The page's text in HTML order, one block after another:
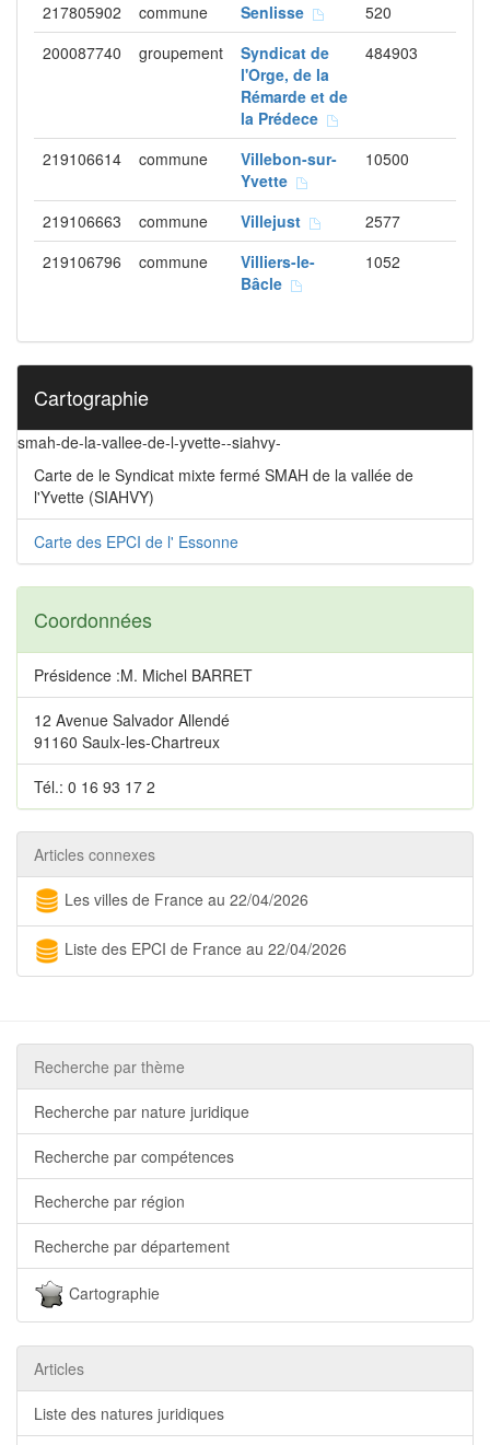
217805902 commune Senlisse
520
200087740
groupement
Syndicat de
l'Orge, de la
Rémarde et de
la Prédece
484903
219106614 commune
Villebon-sur-
Yvette
10500
219106663 commune Villejust
2577
219106796
commune
Villiers-le-
Bâcle
1052
Cartographie
smah-de-la-vallee-de-l-yvette--siahvy-
Carte de le Syndicat mixte fermé SMAH de la vallée de
l'Yvette (SIAHVY)
Carte des EPCI de l' Essonne
Coordonnées
Présidence :M. Michel BARRET
12 Avenue Salvador Allendé
91160 Saulx-les-Chartreux
Tél.: 0 16 93 17 2
Articles connexes
Les villes de France au 22/04/2026
Liste des EPCI de France au 22/04/2026
Recherche par thème
Recherche par nature juridique
Recherche par compétences
Recherche par région
Recherche par département
Cartographie
Articles
Liste des natures juridiques